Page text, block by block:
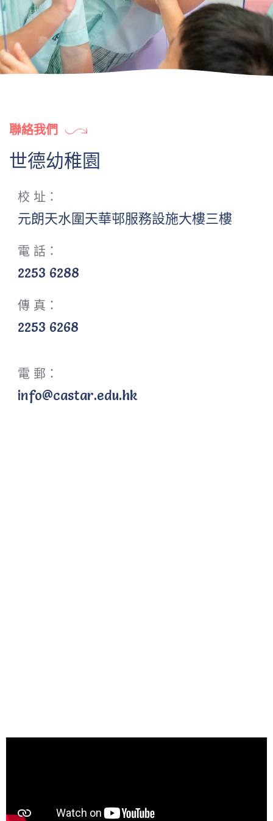
聯絡我們
世德幼稚園
校 址：
元朗天水圍天華邨服務設施大樓三樓
電 話：
2253 6288
傳 真：
2253 6268
電 郵：
info@castar.edu.hk